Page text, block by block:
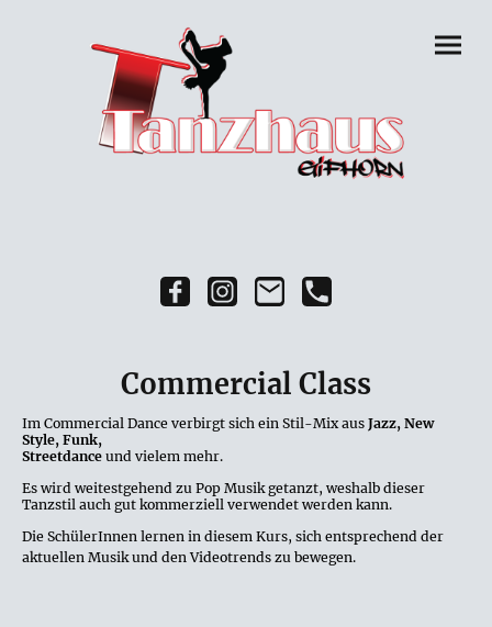
Commercial Class
Im Commercial Dance verbirgt sich ein Stil-Mix aus Jazz, New
Style, Funk,
Streetdance und vielem mehr.
Es wird weitestgehend zu Pop Musik getanzt, weshalb dieser
Tanzstil auch gut kommerziell verwendet werden kann.
Die SchülerInnen lernen in diesem Kurs, sich entsprechend der
aktuellen Musik und den Videotrends zu bewegen.